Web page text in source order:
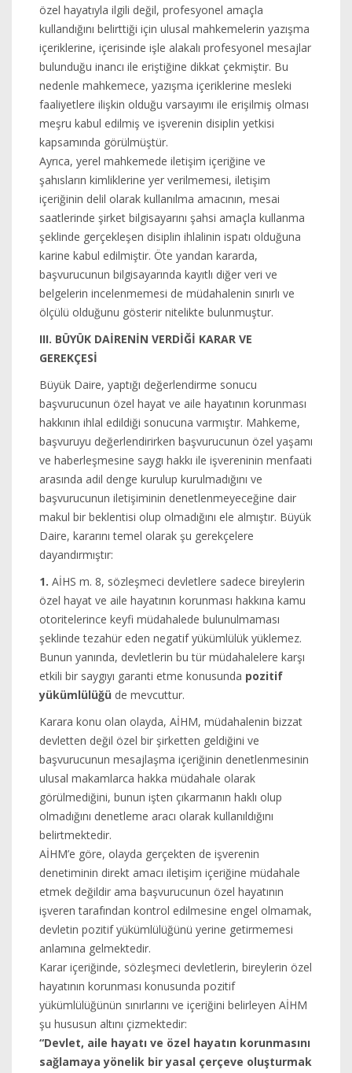
özel hayatıyla ilgili değil, profesyonel amaçla
kullandığını belirttiği için ulusal mahkemelerin yazışma
içeriklerine, içerisinde işle alakalı profesyonel mesajlar
bulunduğu inancı ile eriştiğine dikkat çekmiştir. Bu
nedenle mahkemece, yazışma içeriklerine mesleki
faaliyetlere ilişkin olduğu varsayımı ile erişilmiş olması
meşru kabul edilmiş ve işverenin disiplin yetkisi
kapsamında görülmüştür.
Ayrıca, yerel mahkemede iletişim içeriğine ve
şahısların kimliklerine yer verilmemesi, iletişim
içeriğinin delil olarak kullanılma amacının, mesai
saatlerinde şirket bilgisayarını şahsi amaçla kullanma
şeklinde gerçekleşen disiplin ihlalinin ispatı olduğuna
karine kabul edilmiştir. Öte yandan kararda,
başvurucunun bilgisayarında kayıtlı diğer veri ve
belgelerin incelenmemesi de müdahalenin sınırlı ve
ölçülü olduğunu gösterir nitelikte bulunmuştur.
III. BÜYÜK DAİRENİN VERDİĞİ KARAR VE
GEREKÇESİ
Büyük Daire, yaptığı değerlendirme sonucu
başvurucunun özel hayat ve aile hayatının korunması
hakkının ihlal edildiği sonucuna varmıştır. Mahkeme,
başvuruyu değerlendirirken başvurucunun özel yaşamı
ve haberleşmesine saygı hakkı ile işvereninin menfaati
arasında adil denge kurulup kurulmadığını ve
başvurucunun iletişiminin denetlenmeyeceğine dair
makul bir beklentisi olup olmadığını ele almıştır. Büyük
Daire, kararını temel olarak şu gerekçelere
dayandırmıştır:
1. AİHS m. 8, sözleşmeci devletlere sadece bireylerin
özel hayat ve aile hayatının korunması hakkına kamu
otoritelerince keyfi müdahalede bulunulmaması
şeklinde tezahür eden negatif yükümlülük yüklemez.
Bunun yanında, devletlerin bu tür müdahalelere karşı
etkili bir saygıyı garanti etme konusunda pozitif
yükümlülüğü de mevcuttur.
Karara konu olan olayda, AİHM, müdahalenin bizzat
devletten değil özel bir şirketten geldiğini ve
başvurucunun mesajlaşma içeriğinin denetlenmesinin
ulusal makamlarca hakka müdahale olarak
görülmediğini, bunun işten çıkarmanın haklı olup
olmadığını denetleme aracı olarak kullanıldığını
belirtmektedir.
AİHM’e göre, olayda gerçekten de işverenin
denetiminin direkt amacı iletişim içeriğine müdahale
etmek değildir ama başvurucunun özel hayatının
işveren tarafından kontrol edilmesine engel olmamak,
devletin pozitif yükümlülüğünü yerine getirmemesi
anlamına gelmektedir.
Karar içeriğinde, sözleşmeci devletlerin, bireylerin özel
hayatının korunması konusunda pozitif
yükümlülüğünün sınırlarını ve içeriğini belirleyen AİHM
şu hususun altını çizmektedir:
“Devlet, aile hayatı ve özel hayatın korunmasını
sağlamaya yönelik bir yasal çerçeve oluşturmak